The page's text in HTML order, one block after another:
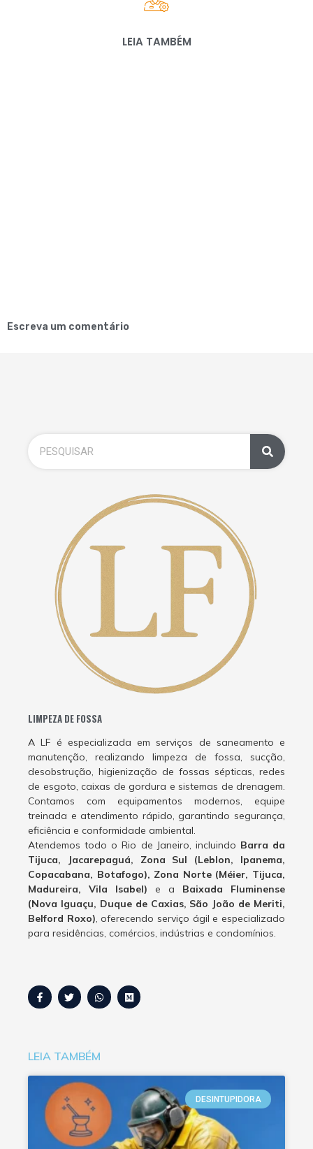
LEIA TAMBÉM
Escreva um comentário
LIMPEZA DE FOSSA
A LF é especializada em serviços de saneamento e
manutenção, realizando limpeza de fossa, sucção,
desobstrução, higienização de fossas sépticas, redes
de esgoto, caixas de gordura e sistemas de drenagem.
Contamos com equipamentos modernos, equipe
treinada e atendimento rápido, garantindo segurança,
eficiência e conformidade ambiental.
Atendemos todo o Rio de Janeiro, incluindo Barra da
Tijuca, Jacarepaguá, Zona Sul (Leblon, Ipanema,
Copacabana, Botafogo), Zona Norte (Méier, Tijuca,
Madureira, Vila Isabel) e a Baixada Fluminense
(Nova Iguaçu, Duque de Caxias, São João de Meriti,
Belford Roxo), oferecendo serviço ágil e especializado
para residências, comércios, indústrias e condomínios.
LEIA TAMBÉM
DESINTUPIDORA